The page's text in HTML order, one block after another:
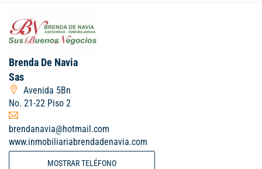
Brenda De Navia
Sas
Avenida 5Bn
No. 21-22 Piso 2
brendanavia@hotmail.com
www.inmobiliariabrendadenavia.com
MOSTRAR TELÉFONO